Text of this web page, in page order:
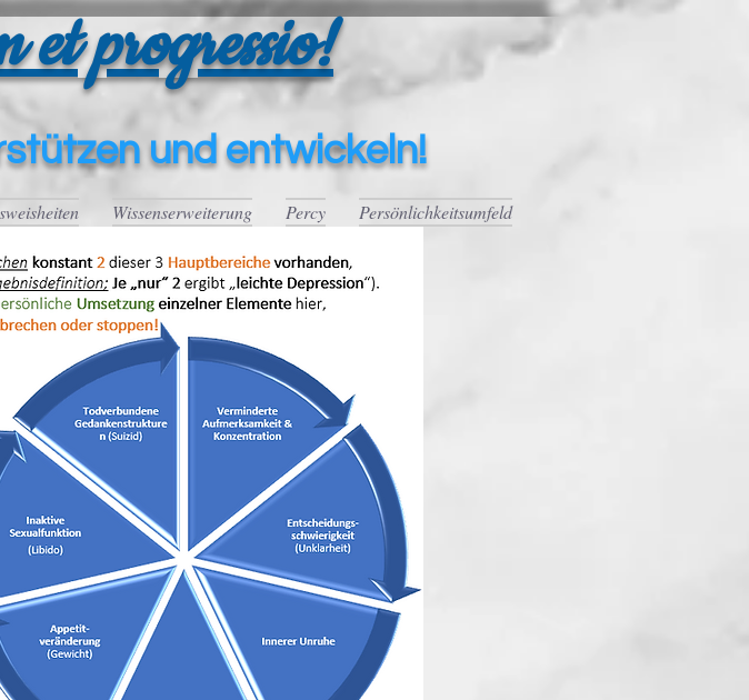
et progressio!
und entwickeln!
Wissenserweiterung Percy Persönlichkeitsumfeld